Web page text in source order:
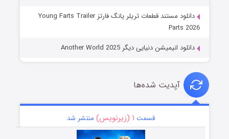
دانلود مستند قطعات تریلر یانگ فارتز Young Farts Trailer
Parts 2026
دانلود انیمیشن دنیایی دیگر Another World 2025
آپدیت شده‌ها
قسمت ۱ (زیرنویس) منتشر شد